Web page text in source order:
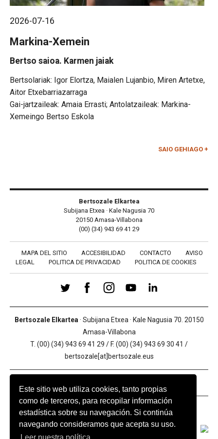
Este sitio web utiliza cookies, tanto propias
como de terceros, para recopilar información
estadística sobre su navegación. Si continúa
navegando consideramos que acepta su uso.
2026-07-16
Markina-Xemein
Bertso saioa. Karmen jaiak
Igor Elortza, Maialen Lujanbio, Miren Artetxe,
Aitor Etxebarriazarraga
Gai-jartzaileak: Amaia Errasti; Antolatzaileak: Markina-
Xemeingo Bertso Eskola
SAIO GEHIAGO +
Bertsozale Elkartea
Subijana Etxea · Kale Nagusia 70
20150 Amasa-Villabona
(00) (34) 943 69 41 29
MAPA DEL SITIO ACCESIBILIDAD CONTACTO
AVISO
LEGAL
POLITICA DE PRIVACIDAD POLITICA DE COOKIES
Bertsozale Elkartea · Subijana Etxea · Kale Nagusia 70. 20150
Amasa-Villabona
T. (00) (34) 943 69 41 29 / F. (00) (34) 943 69 30 41 /
bertsozale[at]bertsozale.eus
BABESLEAK